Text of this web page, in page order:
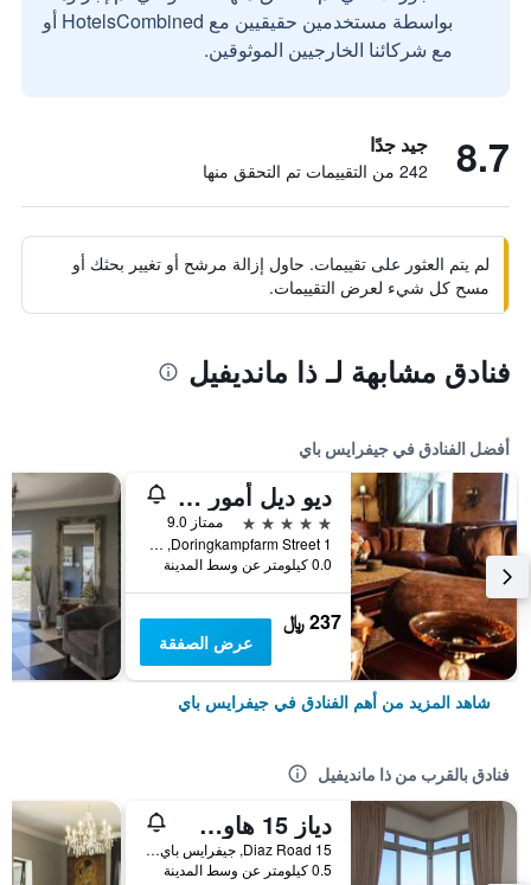
بواسطة مستخدمين حقيقيين مع HotelsCombined أو
مع شركائنا الخارجيين الموثوقين.
8.7 جيد جدًا
242 من التقييمات تم التحقق منها
لم يتم العثور على تقييمات. حاول إزالة مرشح أو تغيير بحثك أو
مسح كل شيء لعرض التقييمات.
فنادق مشابهة لـ ذا مانديفيل
أفضل الفنادق في جيفرايس باي
ديو ديل أمور جست هاوس
5 نجوم
ممتاز 9.0
1 Doringkampfarm Street, جيفرايس باي, محافظة الكاب الشرقية, جنوب أفريقيا
0.0 كيلومتر عن وسط المدينة
237 ﷼
عرض الصفقة
شاهد المزيد من أهم الفنادق في جيفرايس باي
فنادق بالقرب من ذا مانديفيل
دياز 15 هاوس أون ذا باي
15 Diaz Road, جيفرايس باي, محافظة الكاب الشرقية, جنوب أفريقيا
0.5 كيلومتر عن وسط المدينة